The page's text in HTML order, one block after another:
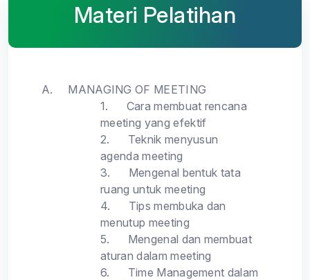
Materi Pelatihan
A.
MANAGING OF MEETING
1.
Cara membuat rencana
meeting yang efektif
2.
Teknik menyusun
agenda meeting
3.
Mengenal bentuk tata
ruang untuk meeting
4.
Tips membuka dan
menutup meeting
5.
Mengenal dan membuat
aturan dalam meeting
6.
Time Management dalam